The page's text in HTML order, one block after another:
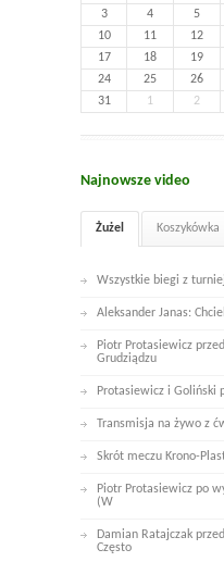
3
4 5
10
11 12
17
18 19
24
25 26
31
1 2
Najnowsze video
Żużel Koszykówka
Wszystkie biegi z
Aleksander Janas:
Piotr Protasiewicz
Grudziądzu
Protasiewicz i Goliński
Transmisja na żywo z
Skrót meczu Krono-
Piotr Protasiewicz po
(W
Damian Ratajczak
Często